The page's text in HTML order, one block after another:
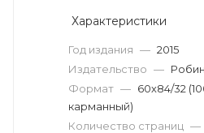
Характеристики
Год издания — 2015
Издательство —
Формат — 60х84/32
карманный)
Количество страниц —